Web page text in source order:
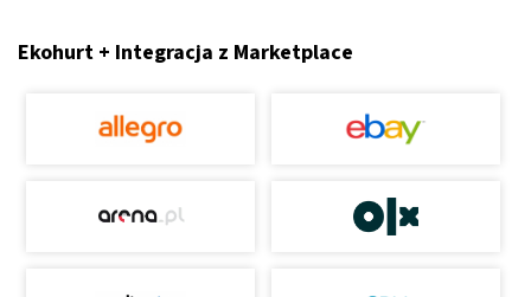
Ekohurt + Integracja z Marketplace